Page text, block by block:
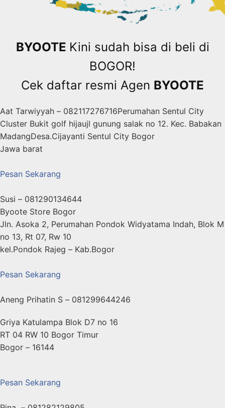
BYOOTE Kini sudah bisa di beli di
BOGOR!
Cek daftar resmi Agen BYOOTE
Aat Tarwiyyah – 082117276716Perumahan Sentul City
Cluster Bukit golf hijaujl gunung salak no 12. Kec. Babakan
MadangDesa.Cijayanti Sentul City Bogor
Jawa barat
Pesan Sekarang
Susi – 081290134644
Byoote Store Bogor
Jln. Asoka 2, Perumahan Pondok Widyatama Indah, Blok M
no 13, Rt 07, Rw 10
kel.Pondok Rajeg – Kab.Bogor
Pesan Sekarang
Aneng Prihatin S – 081299644246
Griya Katulampa Blok D7 no 16
RT 04 RW 10 Bogor Timur
Bogor – 16144
Pesan Sekarang